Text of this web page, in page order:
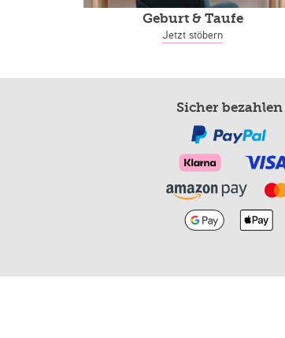
Geburt & Taufe
Jetzt stöbern
Sicher bezahlen